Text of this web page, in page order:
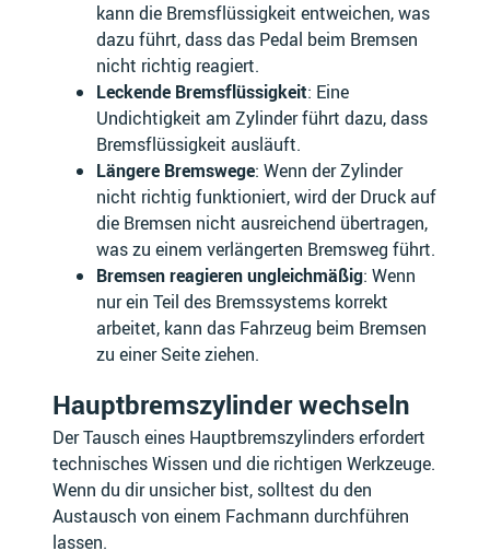
AUSTIN AUSTIN-HEALEY
AUTO UNION AUTOBIANCHI
BAIC
BARKAS BEDFORD
kann die Bremsflüssigkeit entweichen, was
dazu führt, dass das Pedal beim Bremsen
nicht richtig reagiert.
Leckende Bremsflüssigkeit: Eine
Undichtigkeit am Zylinder führt dazu, dass
Bremsflüssigkeit ausläuft.
Längere Bremswege: Wenn der Zylinder
nicht richtig funktioniert, wird der Druck auf
die Bremsen nicht ausreichend übertragen,
was zu einem verlängerten Bremsweg führt.
Bremsen reagieren ungleichmäßig: Wenn
nur ein Teil des Bremssystems korrekt
arbeitet, kann das Fahrzeug beim Bremsen
zu einer Seite ziehen.
Hauptbremszylinder wechseln
Der Tausch eines Hauptbremszylinders erfordert
technisches Wissen und die richtigen Werkzeuge.
Wenn du dir unsicher bist, solltest du den
Austausch von einem Fachmann durchführen
lassen.